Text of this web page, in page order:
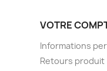
VOTRE
Informations
Retours produit